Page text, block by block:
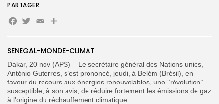
Search
for:
FR
SENEGAL-MONDE-CLIMAT
Dakar, 20 nov (APS) – Le secrétaire général des Nations unies,
António Guterres, s’est prononcé, jeudi, à Belém (Brésil), en
faveur du recours aux énergies renouvelables, une ‘’révolution’’
susceptible, à son avis, de réduire fortement les émissions de gaz
à l’origine du réchauffement climatique.
PARTAGER
Facebook
Twitter
EmailPartager